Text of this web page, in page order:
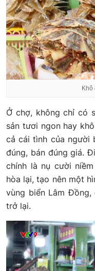
Khô
Ở chợ, không chỉ có
sản tươi ngon hay
cả cái tình của người
đúng, bán đúng giá.
chính là nụ cười
hòa lại, tạo nên một
vùng biển Lâm
trở lại.